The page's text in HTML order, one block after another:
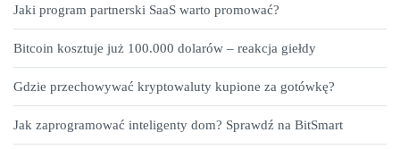
Jaki program partnerski SaaS warto promować?
Bitcoin kosztuje już 100.000 dolarów – reakcja giełdy
Gdzie przechowywać kryptowaluty kupione za gotówkę?
Jak zaprogramować inteligenty dom? Sprawdź na BitSmart